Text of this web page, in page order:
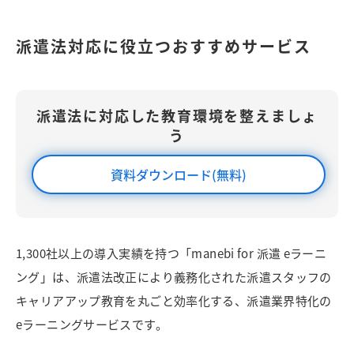
派遣法対応に役立つおすすめサービス
派遣法に対応した教育環境を整えましょ
う
資料ダウンロード(無料)
1,300社以上の導入実績を持つ「manebi for 派遣 eラーニ
ング」は、派遣法改正により義務化された派遣スタッフの
キャリアアップ教育を丸ごと効率化する、派遣業界特化の
eラーニングサービスです。